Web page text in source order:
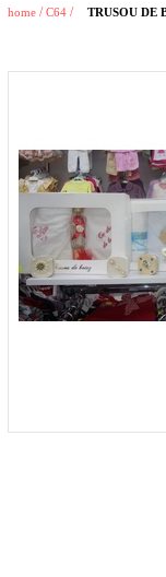
home / C64 / TRUSOU DE